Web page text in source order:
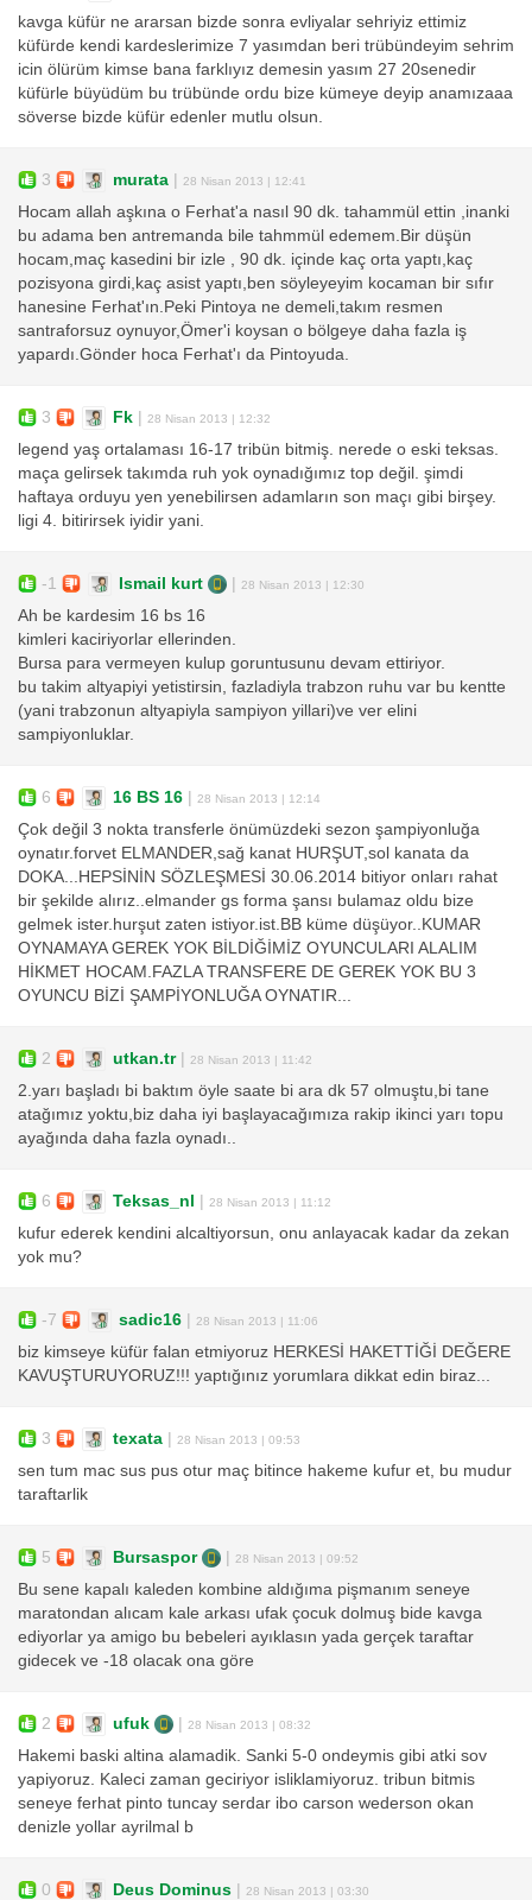
kavga küfür ne ararsan bizde sonra evliyalar sehriyiz ettimiz
küfürde kendi kardeslerimize 7 yasımdan beri trübündeyim sehrim
icin ölürüm kimse bana farklıyız demesin yasım 27 20senedir
küfürle büyüdüm bu trübünde ordu bize kümeye deyip anamızaaa
söverse bizde küfür edenler mutlu olsun.
3 murata | 28 Nisan 2013 | 12:41
Hocam allah aşkına o Ferhat'a nasıl 90 dk. tahammül ettin ,inanki
bu adama ben antremanda bile tahmmül edemem.Bir düşün
hocam,maç kasedini bir izle , 90 dk. içinde kaç orta yaptı,kaç
pozisyona girdi,kaç asist yaptı,ben söyleyeyim kocaman bir sıfır
hanesine Ferhat'ın.Peki Pintoya ne demeli,takım resmen
santraforsuz oynuyor,Ömer'i koysan o bölgeye daha fazla iş
yapardı.Gönder hoca Ferhat'ı da Pintoyuda.
3 Fk | 28 Nisan 2013 | 12:32
legend yaş ortalaması 16-17 tribün bitmiş. nerede o eski teksas.
maça gelirsek takımda ruh yok oynadığımız top değil. şimdi
haftaya orduyu yen yenebilirsen adamların son maçı gibi birşey.
ligi 4. bitirirsek iyidir yani.
-1 Ismail kurt | 28 Nisan 2013 | 12:30
Ah be kardesim 16 bs 16
kimleri kaciriyorlar ellerinden.
Bursa para vermeyen kulup goruntusunu devam ettiriyor.
bu takim altyapiyi yetistirsin, fazladiyla trabzon ruhu var bu kentte
(yani trabzonun altyapiyla sampiyon yillari)ve ver elini
sampiyonluklar.
6 16 BS 16 | 28 Nisan 2013 | 12:14
Çok değil 3 nokta transferle önümüzdeki sezon şampiyonluğa
oynatır.forvet ELMANDER,sağ kanat HURŞUT,sol kanata da
DOKA...HEPSİNİN SÖZLEŞMESİ 30.06.2014 bitiyor onları rahat
bir şekilde alırız..elmander gs forma şansı bulamaz oldu bize
gelmek ister.hurşut zaten istiyor.ist.BB küme düşüyor..KUMAR
OYNAMAYA GEREK YOK BİLDİĞİMİZ OYUNCULARI ALALIM
HİKMET HOCAM.FAZLA TRANSFERE DE GEREK YOK BU 3
OYUNCU BİZİ ŞAMPİYONLUĞA OYNATIR...
2 utkan.tr| 28 Nisan 2013 | 11:42
2.yarı başladı bi baktım öyle saate bi ara dk 57 olmuştu,bi tane
atağımız yoktu,biz daha iyi başlayacağımıza rakip ikinci yarı topu
ayağında daha fazla oynadı..
6 Teksas_nl | 28 Nisan 2013 | 11:12
kufur ederek kendini alcaltiyorsun, onu anlayacak kadar da zekan
yok mu?
-7 sadic16 | 28 Nisan 2013 | 11:06
biz kimseye küfür falan etmiyoruz HERKESİ HAKETTİĞİ DEĞERE
KAVUŞTURUYORUZ!!! yaptığınız yorumlara dikkat edin biraz...
3 texata | 28 Nisan 2013 | 09:53
sen tum mac sus pus otur maç bitince hakeme kufur et, bu mudur
taraftarlik
5 Bursaspor | 28 Nisan 2013 | 09:52
Bu sene kapalı kaleden kombine aldığıma pişmanım seneye
maratondan alıcam kale arkası ufak çocuk dolmuş bide kavga
ediyorlar ya amigo bu bebeleri ayıklasın yada gerçek taraftar
gidecek ve -18 olacak ona göre
2 ufuk | 28 Nisan 2013 | 08:32
Hakemi baski altina alamadik. Sanki 5-0 ondeymis gibi atki sov
yapiyoruz. Kaleci zaman geciriyor isliklamiyoruz. tribun bitmis
seneye ferhat pinto tuncay serdar ibo carson wederson okan
denizle yollar ayrilmal b
0 Deus Dominus | 28 Nisan 2013 | 03:30